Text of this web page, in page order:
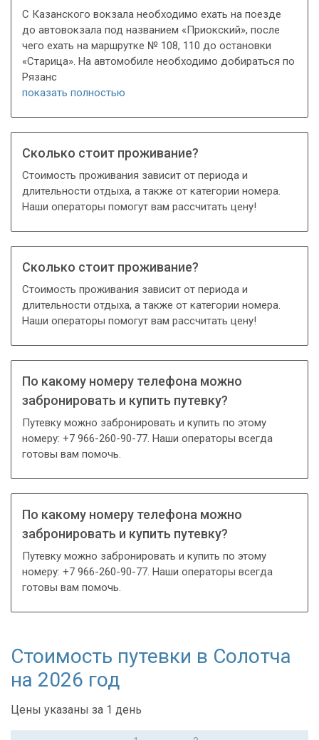
С Казанского вокзала необходимо ехать на поезде
до автовокзала под названием «Приокский», после
чего ехать на маршрутке № 108, 110 до остановки
«Старица». На автомобиле необходимо добираться по
Рязанс
показать полностью
Сколько стоит проживание?
Стоимость проживания зависит от периода и
длительности отдыха, а также от категории номера.
Наши операторы помогут вам рассчитать цену!
Сколько стоит проживание?
Стоимость проживания зависит от периода и
длительности отдыха, а также от категории номера.
Наши операторы помогут вам рассчитать цену!
По какому номеру телефона можно
забронировать и купить путевку?
Путевку можно забронировать и купить по этому
номеру: +7 966-260-90-77. Наши операторы всегда
готовы вам помочь.
По какому номеру телефона можно
забронировать и купить путевку?
Путевку можно забронировать и купить по этому
номеру: +7 966-260-90-77. Наши операторы всегда
готовы вам помочь.
Стоимость путевки в Солотча
на 2026 год
Цены указаны за 1 день